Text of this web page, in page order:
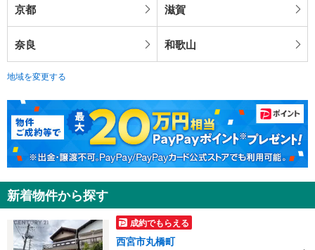
京都 滋賀
奈良 和歌山
地域を変更する
新着物件から探す
成約でもらえる
西宮市丸橋町